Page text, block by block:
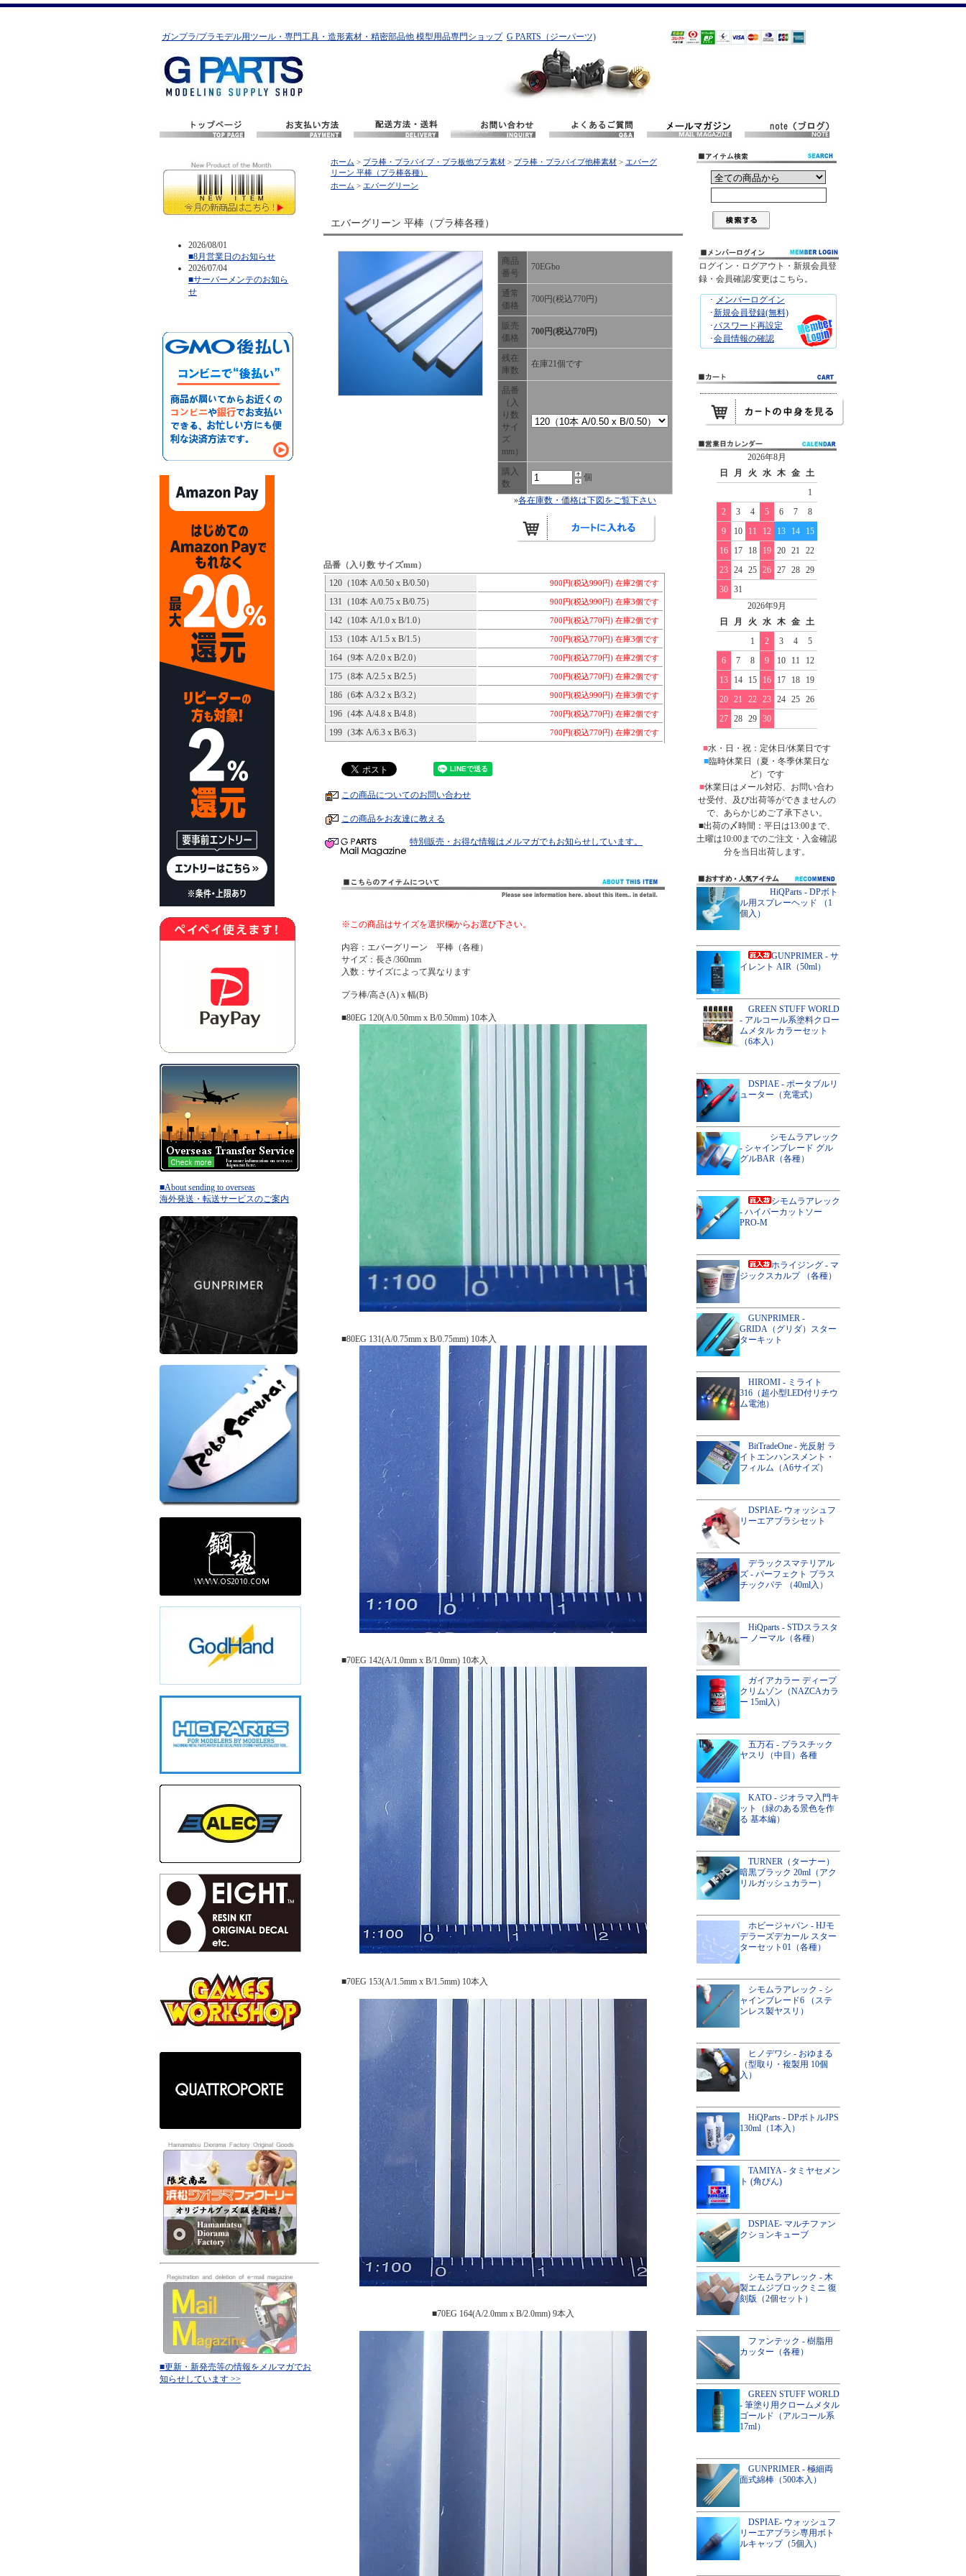
ガンプラ/プラモデル用ツール・専門工具・造形素材・精密部品他 模型用品専門ショップ G PARTS（ジーパーツ)
2026/08/01
■8月営業日のお知らせ
2026/07/04
■サーバーメンテのお知ら
せ
■About sending to overseas
海外発送・転送サービスのご案内
■更新・新発売等の情報をメルマガでお
知らせしています >>
ホーム > プラ棒・プラパイプ・プラ板他プラ素材 > プラ棒・プラパイプ他棒素材 > エバーグ
リーン 平棒（プラ棒各種）
ホーム > エバーグリーン
エバーグリーン 平棒（プラ棒各種）
商品
番号
70EGbo
通常
価格
700円(税込770円)
販売
価格
700円(税込770円)
残在
庫数
在庫21個です
品番
（入
り数
サイ
ズ
mm）
購入
数
個
»各在庫数・価格は下図をご覧下さい
品番（入り数 サイズmm）
120（10本 A/0.50 x B/0.50）
900円(税込990円) 在庫2個です
131（10本 A/0.75 x B/0.75） 900円(税込990円) 在庫3個です
142（10本 A/1.0 x B/1.0） 700円(税込770円) 在庫2個です
153（10本 A/1.5 x B/1.5） 700円(税込770円) 在庫3個です
164（9本 A/2.0 x B/2.0） 700円(税込770円) 在庫2個です
175（8本 A/2.5 x B/2.5） 700円(税込770円) 在庫2個です
186（6本 A/3.2 x B/3.2） 900円(税込990円) 在庫3個です
196（4本 A/4.8 x B/4.8） 700円(税込770円) 在庫2個です
199（3本 A/6.3 x B/6.3） 700円(税込770円) 在庫2個です
この商品についてのお問い合わせ
この商品をお友達に教える
特別販売・お得な情報はメルマガでもお知らせしています。
※この商品はサイズを選択欄からお選び下さい。
内容：エバーグリーン 平棒（各種）
サイズ：長さ/360mm
入数：サイズによって異なります
プラ棒/高さ(A) x 幅(B)
■80EG 120(A/0.50mm x B/0.50mm) 10本入
■80EG 131(A/0.75mm x B/0.75mm) 10本入
■70EG 142(A/1.0mm x B/1.0mm) 10本入
■70EG 153(A/1.5mm x B/1.5mm) 10本入
■70EG 164(A/2.0mm x B/2.0mm) 9本入
ログイン・ログアウト・新規会員登
録・会員確認/変更はこちら。
･ メンバーログイン
･新規会員登録(無料)
･パスワード再設定
･会員情報の確認
2026年8月
日
月 火 水 木 金
土
1
2
3 4 5 6 7
8
9
10 11 12 13 14
15
16
17 18 19 20 21
22
23
24 25 26 27 28
29
30
31
2026年9月
日
月 火 水 木 金
土
1
2 3 4
5
6
7 8 9 10 11
12
13
14 15 16 17 18
19
20
21 22 23 24 25
26
27
28 29 30
■水・日・祝：定休日/休業日です
■臨時休業日（夏・冬季休業日な
ど）です
■休業日はメール対応、お問い合わ
せ受付、及び出荷等ができませんの
で、あらかじめご了承下さい。
■出荷の〆時間：平日は13:00まで、
土曜は10:00までのご注文・入金確認
分を当日出荷します。
HiQParts - DPボト
ル用スプレーヘッド （1
個入）
GUNPRIMER - サ
イレント AIR（50ml）
GREEN STUFF WORLD
- アルコール系塗料クロー
ムメタル カラーセット
（6本入）
DSPIAE - ポータブルリ
ューター（充電式）
シモムラアレック
- シャインブレード グル
グルBAR（各種）
シモムラアレック
- ハイパーカットソー
PRO-M
ホライジング - マ
ジックスカルプ （各種）
GUNPRIMER -
GRIDA（グリダ）スター
ターキット
HIROMI - ミライト
316（超小型LED付リチウ
ム電池）
BitTradeOne - 光反射 ラ
イトエンハンスメント・
フィルム（A6サイズ）
DSPIAE- ウォッシュフ
リーエアブラシセット
デラックスマテリアル
ズ - パーフェクト プラス
チックパテ （40ml入）
HiQparts - STDスラスタ
ー ノーマル（各種）
ガイアカラー ディープ
クリムゾン（NAZCAカラ
ー 15ml入）
五万石 - プラスチック
ヤスリ（中目）各種
KATO - ジオラマ入門キ
ット（緑のある景色を作
る 基本編）
TURNER（ターナー）
暗黒ブラック 20ml（アク
リルガッシュカラー）
ホビージャパン - HJモ
デラーズデカール スター
ターセット01（各種）
シモムラアレック - シ
ャインブレード6 （ステ
ンレス製ヤスリ）
ヒノデワシ - おゆまる
（型取り・複製用 10個
入）
HiQParts - DPボトルJPS
130ml（1本入）
TAMIYA - タミヤセメン
ト (角びん)
DSPIAE- マルチファン
クションキューブ
シモムラアレック - 木
製エムジブロックミニ 復
刻版（2個セット）
ファンテック - 樹脂用
カッター（各種）
GREEN STUFF WORLD
- 筆塗り用クロームメタル
ゴールド（アルコール系
17ml）
GUNPRIMER - 極細両
面式綿棒（500本入）
DSPIAE- ウォッシュフ
リーエアブラシ専用ボト
ルキャップ（5個入）